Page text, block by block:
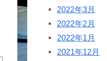
2022年3月
2022年2月
2022年1月
2021年12月